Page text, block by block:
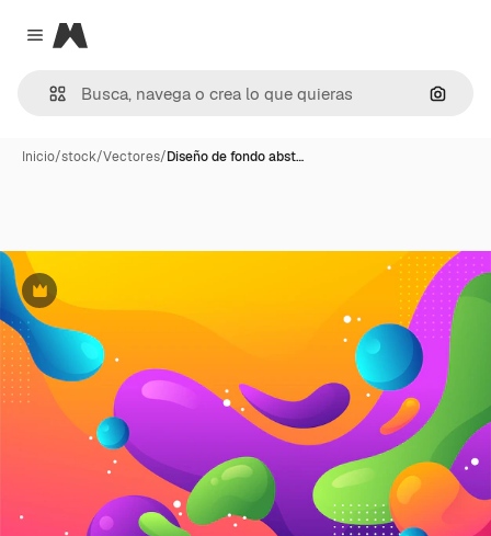
Close menu
Magnific
Inicio/stock/Vectores/Diseño de fondo abst…
Premium